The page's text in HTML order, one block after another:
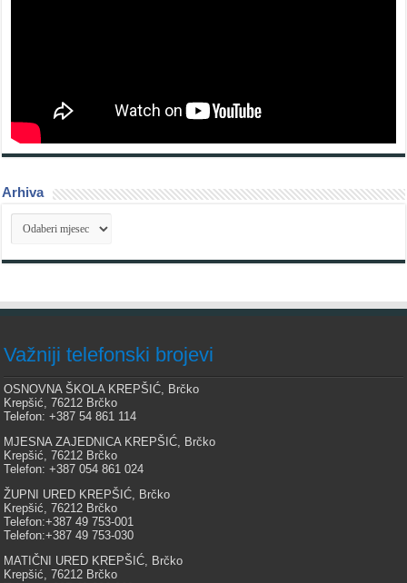
Arhiva
Arhiva
Važniji telefonski brojevi
OSNOVNA ŠKOLA KREPŠIĆ, Brčko
Krepšić, 76212 Brčko
Telefon: +387 54 861 114
MJESNA ZAJEDNICA KREPŠIĆ, Brčko
Krepšić, 76212 Brčko
Telefon: +387 054 861 024
ŽUPNI URED KREPŠIĆ, Brčko
Krepšić, 76212 Brčko
Telefon:+387 49 753-001
Telefon:+387 49 753-030
MATIČNI URED KREPŠIĆ, Brčko
Krepšić, 76212 Brčko